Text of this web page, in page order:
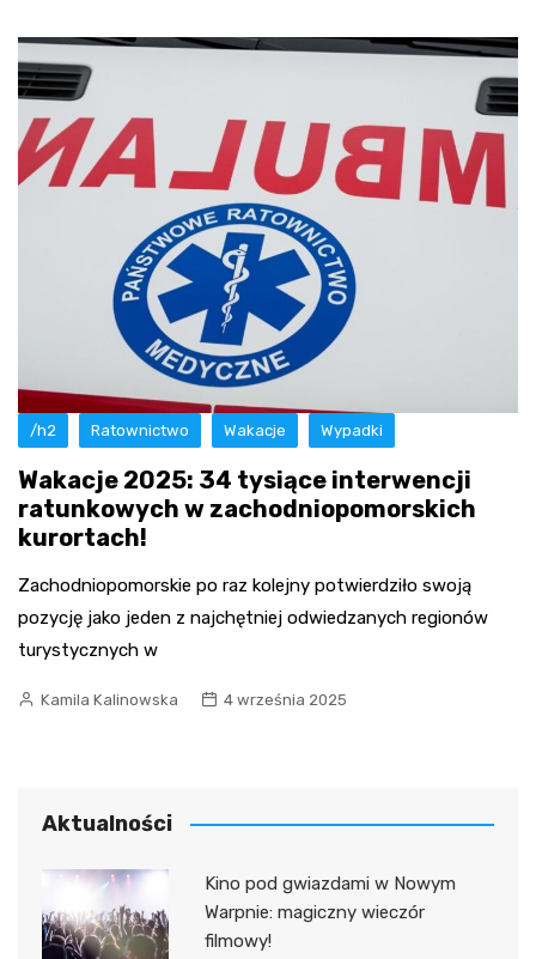
/h2 Ratownictwo Wakacje Wypadki
Wakacje 2025: 34 tysiące interwencji
ratunkowych w zachodniopomorskich
kurortach!
Zachodniopomorskie po raz kolejny potwierdziło swoją
pozycję jako jeden z najchętniej odwiedzanych regionów
turystycznych w
Kamila Kalinowska 4 września 2025
Aktualności
Kino pod gwiazdami w Nowym
Warpnie: magiczny wieczór
filmowy!